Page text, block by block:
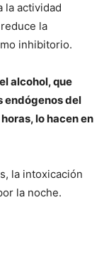
la actividad
la
inhibitorio.
alcohol, que
endógenos del
lo hacen en
la intoxicación
la noche.